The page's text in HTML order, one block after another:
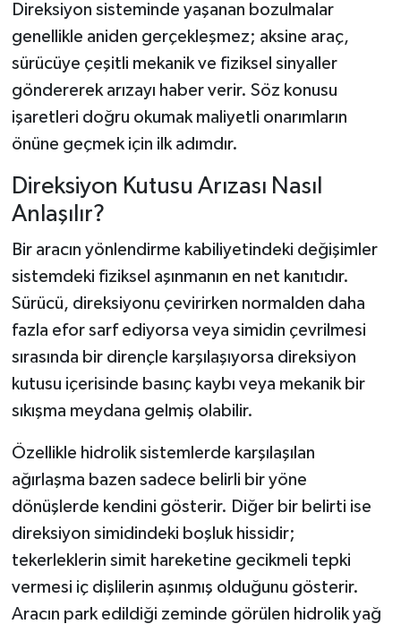
Direksiyon sisteminde yaşanan bozulmalar
genellikle aniden gerçekleşmez; aksine araç,
sürücüye çeşitli mekanik ve fiziksel sinyaller
göndererek arızayı haber verir. Söz konusu
işaretleri doğru okumak maliyetli onarımların
önüne geçmek için ilk adımdır.
Direksiyon Kutusu Arızası Nasıl
Anlaşılır?
Bir aracın yönlendirme kabiliyetindeki değişimler
sistemdeki fiziksel aşınmanın en net kanıtıdır.
Sürücü, direksiyonu çevirirken normalden daha
fazla efor sarf ediyorsa veya simidin çevrilmesi
sırasında bir dirençle karşılaşıyorsa direksiyon
kutusu içerisinde basınç kaybı veya mekanik bir
sıkışma meydana gelmiş olabilir.
Özellikle hidrolik sistemlerde karşılaşılan
ağırlaşma bazen sadece belirli bir yöne
dönüşlerde kendini gösterir. Diğer bir belirti ise
direksiyon simidindeki boşluk hissidir;
tekerleklerin simit hareketine gecikmeli tepki
vermesi iç dişlilerin aşınmış olduğunu gösterir.
Aracın park edildiği zeminde görülen hidrolik yağ
Türkiye
Yerel
Künye